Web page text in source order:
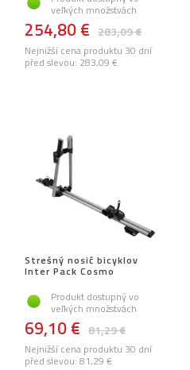
veľkých množstvách
283,09 €
254,80 €
Nejnižší cena produktu 30 dní
před slevou: 283,09 €
Strešný nosič bicyklov
Inter Pack Cosmo
Produkt dostupný vo
veľkých množstvách
81,29 €
69,10 €
Nejnižší cena produktu 30 dní
před slevou: 81,29 €